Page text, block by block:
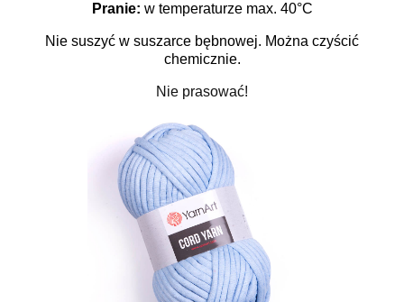
Pranie: w temperaturze max. 40°C
Nie suszyć w suszarce bębnowej. Można czyścić
chemicznie.
Nie prasować!